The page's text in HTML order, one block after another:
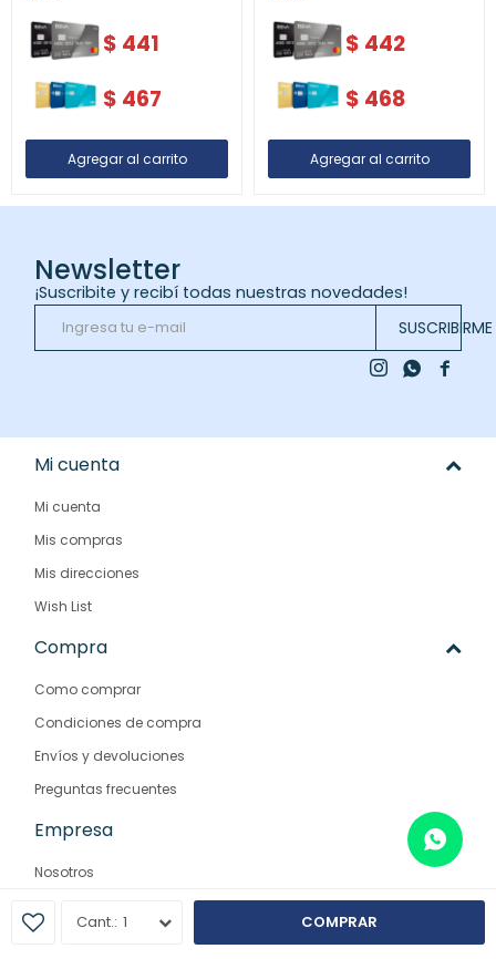
1 COMPRAR
$ 441
$ 467
$ 442
$ 468
Newsletter
¡Suscribite y recibí todas nuestras novedades!
SUSCRIBIRME

 
Mi cuenta
Mi cuenta
Mis compras
Mis direcciones
Wish List
Compra
Como comprar
Condiciones de compra
Envíos y devoluciones
Preguntas frecuentes
Empresa
Nosotros